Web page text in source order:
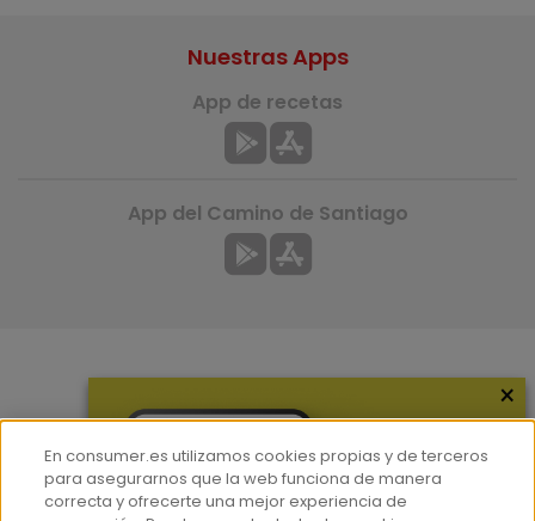
Hemeroteca
Nuestras Apps
App de recetas
App del Camino de Santiago
×
En consumer.es utilizamos cookies propias y de terceros
para asegurarnos que la web funciona de manera
correcta y ofrecerte una mejor experiencia de